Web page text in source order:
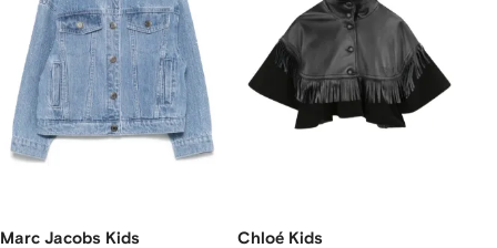
Marc Jacobs Kids Chloé Kids